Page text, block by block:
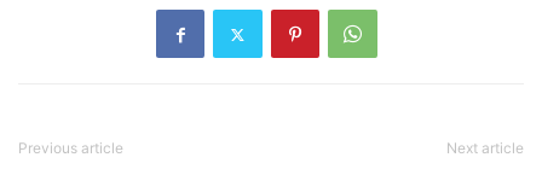
Previous article Next article